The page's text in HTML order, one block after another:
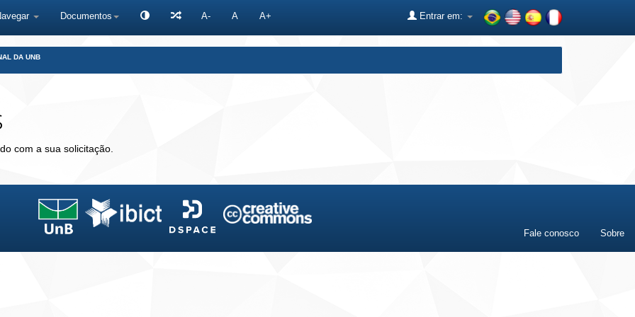
Documentos A- A A+ Entrar em:
DA UNB
com a sua solicitação.
Fale conosco Sobre